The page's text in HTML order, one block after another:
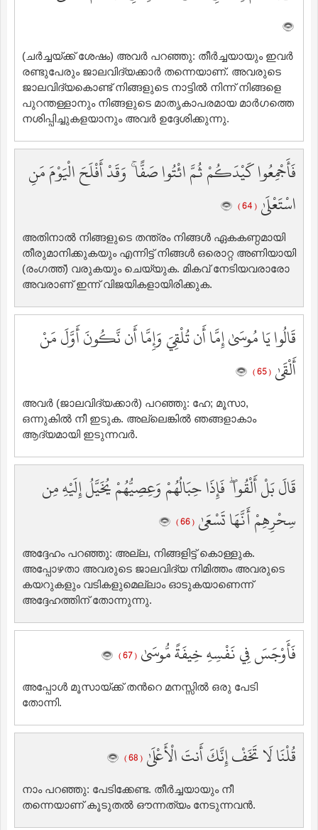
(ചര്‍ച്ചയ്ക്ക് ശേഷം) അവര്‍ പറഞ്ഞു: തീര്‍ച്ചയായും ഇവര്‍
രണ്ടുപേരും ജാലവിദ്യക്കാര്‍ തന്നെയാണ്‌. അവരുടെ
ജാലവിദ്യകൊണ്ട് നിങ്ങളുടെ നാട്ടില്‍ നിന്ന് നിങ്ങളെ
പുറന്തള്ളാനും നിങ്ങളുടെ മാതൃകാപരമായ മാര്‍ഗത്തെ
നശിപ്പിച്ചുകളയാനും അവര്‍ ഉദ്ദേശിക്കുന്നു.
فَأَجْمِعُوا كَيْدَكُمْ ثُمَّ ائْتُوا صَفًّا ۚ وَقَدْ أَفْلَحَ الْيَوْمَ مَنِ
اسْتَعْلَىٰ ( 64 )
അതിനാല്‍ നിങ്ങളുടെ തന്ത്രം നിങ്ങള്‍ ഏകകണ്ഠമായി
തീരുമാനിക്കുകയും എന്നിട്ട് നിങ്ങള്‍ ഒരൊറ്റ അണിയായി
(രംഗത്ത്‌) വരുകയും ചെയ്യുക. മികവ് നേടിയവരാരോ
അവരാണ് ഇന്ന് വിജയികളായിരിക്കുക.
قَالُوا يَا مُوسَىٰ إِمَّا أَن تُلْقِيَ وَإِمَّا أَن نَّكُونَ أَوَّلَ مَنْ
أَلْقَىٰ ( 65 )
അവര്‍ (ജാലവിദ്യക്കാര്‍) പറഞ്ഞു: ഹേ; മൂസാ,
ഒന്നുകില്‍ നീ ഇടുക. അല്ലെങ്കില്‍ ഞങ്ങളാകാം
ആദ്യമായി ഇടുന്നവര്‍.
قَالَ بَلْ أَلْقُوا ۖ فَإِذَا حِبَالُهُمْ وَعِصِيُّهُمْ يُخَيَّلُ إِلَيْهِ مِن
سِحْرِهِمْ أَنَّهَا تَسْعَىٰ ( 66 )
അദ്ദേഹം പറഞ്ഞു: അല്ല, നിങ്ങളിട്ട് കൊള്ളുക.
അപ്പോഴതാ അവരുടെ ജാലവിദ്യ നിമിത്തം അവരുടെ
കയറുകളും വടികളുമെല്ലാം ഓടുകയാണെന്ന്
അദ്ദേഹത്തിന് തോന്നുന്നു.
فَأَوْجَسَ فِي نَفْسِهِ خِيفَةً مُّوسَىٰ ( 67 )
അപ്പോള്‍ മൂസായ്ക്ക് തന്‍റെ മനസ്സില്‍ ഒരു പേടി
തോന്നി.
قُلْنَا لَا تَخَفْ إِنَّكَ أَنتَ الْأَعْلَىٰ ( 68 )
നാം പറഞ്ഞു: പേടിക്കേണ്ട. തീര്‍ച്ചയായും നീ
തന്നെയാണ് കൂടുതല്‍ ഔന്നത്യം നേടുന്നവന്‍.